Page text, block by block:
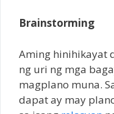
Brainstorming
Aming hinihikayat
ng uri ng mga
magplano muna.
dapat ay may